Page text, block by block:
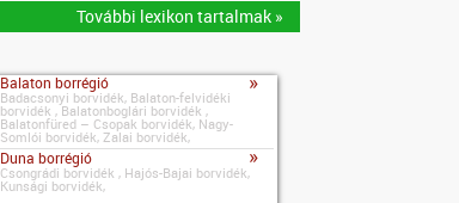
További lexikon tartalmak »
Balaton borrégió »
Badacsonyi borvidék, Balaton-felvidéki
borvidék , Balatonboglári borvidék ,
Balatonfüred – Csopak borvidék, Nagy-
Somlói borvidék, Zalai borvidék,
Duna borrégió »
Csongrádi borvidék , Hajós-Bajai borvidék,
Kunsági borvidék,